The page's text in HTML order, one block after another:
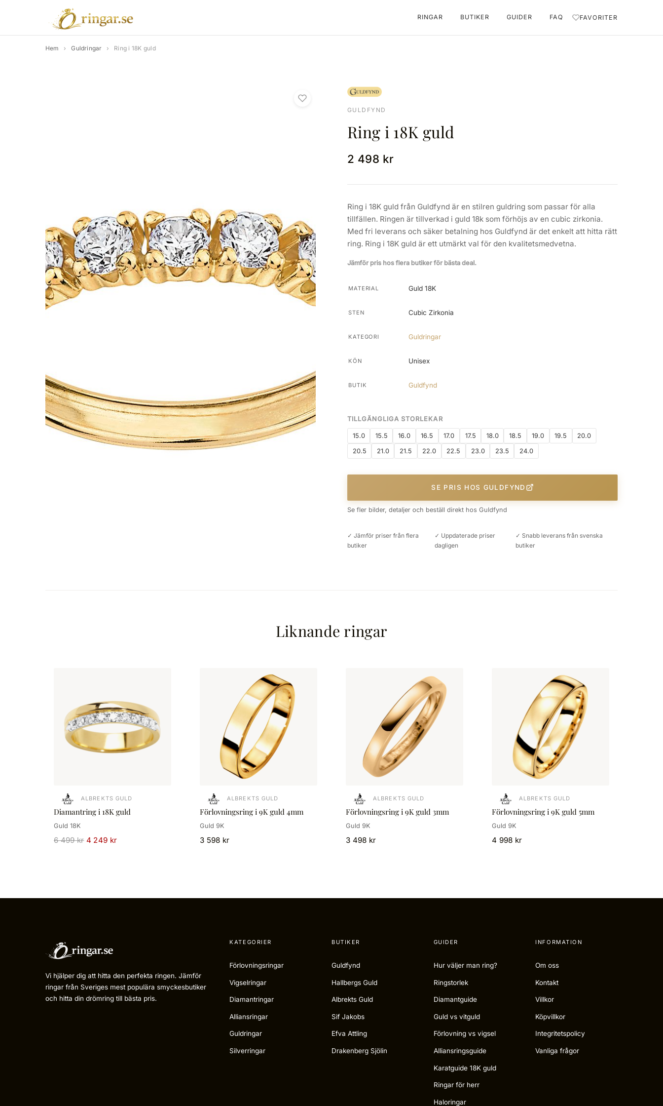
RINGAR BUTIKER GUIDER FAQ FAVORITER
Hem › Guldringar › Ring i 18K guld
GULDFYND
Ring i 18K guld
2 498 kr
Ring i 18K guld från Guldfynd är en stilren guldring som passar för alla
tillfällen. Ringen är tillverkad i guld 18k som förhöjs av en cubic zirkonia.
Med fri leverans och säker betalning hos Guldfynd är det enkelt att hitta rätt
ring. Ring i 18K guld är ett utmärkt val för den kvalitetsmedvetna.
Jämför pris hos flera butiker för bästa deal.
MATERIAL Guld 18K
STEN Cubic Zirkonia
KATEGORI Guldringar
KÖN Unisex
BUTIK Guldfynd
TILLGÄNGLIGA STORLEKAR
15.0 15.5 16.0 16.5 17.0 17.5 18.0 18.5 19.0 19.5 20.0
20.5 21.0 21.5 22.0 22.5 23.0 23.5 24.0
SE PRIS HOS GULDFYND
Se fler bilder, detaljer och beställ direkt hos Guldfynd
✓ Jämför priser från flera
butiker
✓ Uppdaterade priser
dagligen
✓ Snabb leverans från svenska
butiker
Liknande ringar
ALBREKTS GULD
Diamantring i 18K guld
Guld 18K
6 499 kr 4 249 kr
ALBREKTS GULD
Förlovningsring i 9K guld 4mm
Guld 9K
3 598 kr
ALBREKTS GULD
Förlovningsring i 9K guld 3mm
Guld 9K
3 498 kr
ALBREKTS GULD
Förlovningsring i 9K guld 5mm
Guld 9K
4 998 kr
Vi hjälper dig att hitta den perfekta ringen. Jämför
ringar från Sveriges mest populära smyckesbutiker
och hitta din drömring till bästa pris.
KATEGORIER
Förlovningsringar
Vigselringar
Diamantringar
Alliansringar
Guldringar
Silverringar
BUTIKER
Guldfynd
Hallbergs Guld
Albrekts Guld
Sif Jakobs
Efva Attling
Drakenberg Sjölin
GUIDER
Hur väljer man ring?
Ringstorlek
Diamantguide
Guld vs vitguld
Förlovning vs vigsel
Alliansringsguide
Karatguide 18K guld
Ringar för herr
Haloringar
INFORMATION
Om oss
Kontakt
Villkor
Köpvillkor
Integritetspolicy
Vanliga frågor